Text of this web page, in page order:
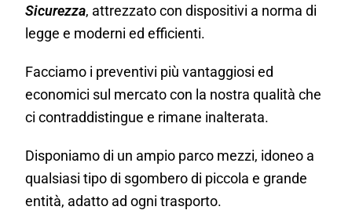
Sicurezza, attrezzato con dispositivi a norma di
legge e moderni ed efficienti.
Facciamo i preventivi più vantaggiosi ed
economici sul mercato con la nostra qualità che
ci contraddistingue e rimane inalterata.
Disponiamo di un ampio parco mezzi, idoneo a
qualsiasi tipo di sgombero di piccola e grande
entità, adatto ad ogni trasporto.